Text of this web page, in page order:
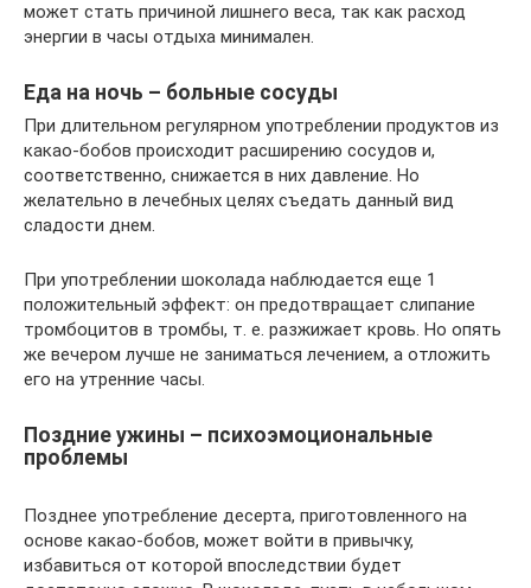
может стать причиной лишнего веса, так как расход
энергии в часы отдыха минимален.
Еда на ночь – больные сосуды
При длительном регулярном употреблении продуктов из
какао-бобов происходит расширению сосудов и,
соответственно, снижается в них давление. Но
желательно в лечебных целях съедать данный вид
сладости днем.
При употреблении шоколада наблюдается еще 1
положительный эффект: он предотвращает слипание
тромбоцитов в тромбы, т. е. разжижает кровь. Но опять
же вечером лучше не заниматься лечением, а отложить
его на утренние часы.
Поздние ужины – психоэмоциональные
проблемы
Позднее употребление десерта, приготовленного на
основе какао-бобов, может войти в привычку,
избавиться от которой впоследствии будет